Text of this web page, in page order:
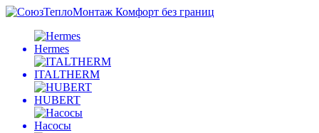
Комфорт без границ
Hermes
ITALTHERM
HUBERT
Насосы